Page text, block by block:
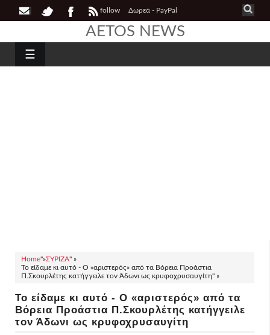
follow Δωρεά - PayPal
AETOS NEWS
☰
Home"»ΣΥΡΙΖΑ" »
Το είδαμε κι αυτό - Ο «αριστερός» από τα Βόρεια Προάστια
Π.Σκουρλέτης κατήγγειλε τον Άδωνι ως κρυφοχρυσαυγίτη" »
Το είδαμε κι αυτό - Ο «αριστερός» από τα
Βόρεια Προάστια Π.Σκουρλέτης κατήγγειλε
τον Άδωνι ως κρυφοχρυσαυγίτη